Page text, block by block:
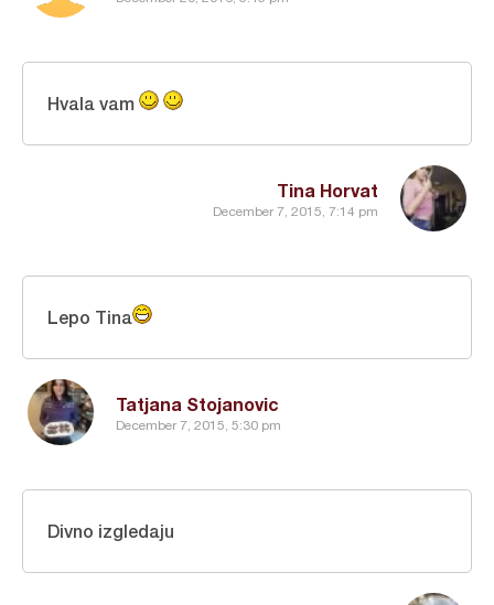
Tina Horvat
December 7, 2015, 7:14 pm
Hvala vam
Tatjana Stojanovic
December 7, 2015, 5:30 pm
Lepo Tina
Divno izgledaju